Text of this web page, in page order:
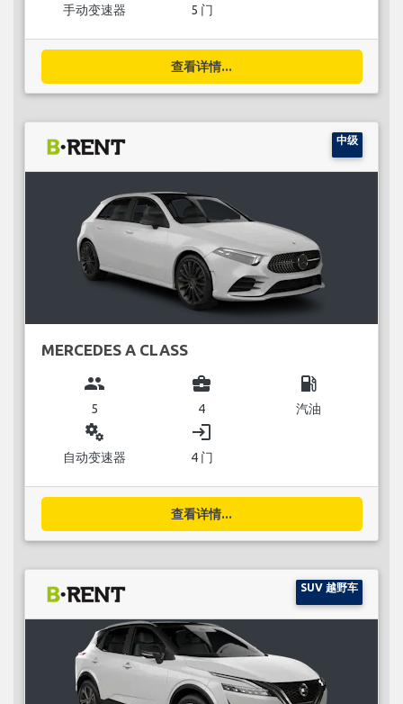
手动变速器 5 门
查看详情...
中级
MERCEDES A CLASS
group
5
business_center
4
local_gas_station
汽油
miscellaneous_services
自动变速器
login
4 门
查看详情...
SUV 越野车